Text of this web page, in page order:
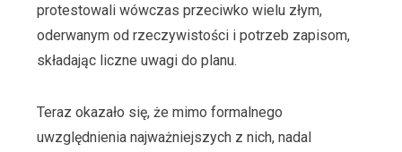
protestowali wówczas przeciwko wielu złym,
oderwanym od rzeczywistości i potrzeb zapisom,
składając liczne uwagi do planu.
Teraz okazało się, że mimo formalnego
uwzględnienia najważniejszych z nich, nadal